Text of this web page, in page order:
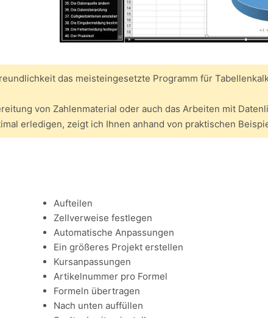
das meisteingesetzte Programm für
von Zahlenmaterial oder auch das Arbeiten mit
erledigen, zeigt ich Ihnen anhand von praktischen
Aufteilen
Zellverweise festlegen
Automatische Anpassungen
Ein größeres Projekt erstellen
Kursanpassungen
Artikelnummer pro Formel
Formeln übertragen
Nach unten auffüllen